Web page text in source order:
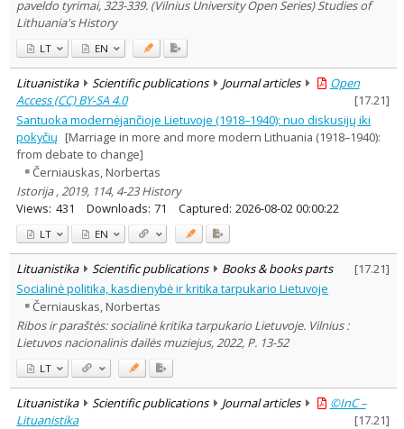
paveldo tyrimai, 323-339. (Vilnius University Open Series) Studies of
Lithuania's History
LT EN
Lituanistika Scientific publications Journal articles
Open
Access (CC) BY-SA 4.0
[17.21]
Santuoka modernėjančioje Lietuvoje (1918–1940): nuo diskusijų iki
pokyčių [Marriage in more and more modern Lithuania (1918–1940):
from debate to change]
Černiauskas, Norbertas
Istorija , 2019, 114, 4-23 History
Views: 431 Downloads: 71 Captured: 2026-08-02 00:00:22
LT EN
Lituanistika Scientific publications Books & books parts [17.21]
Socialinė politika, kasdienybė ir kritika tarpukario Lietuvoje
Černiauskas, Norbertas
Ribos ir paraštės: socialinė kritika tarpukario Lietuvoje. Vilnius :
Lietuvos nacionalinis dailės muziejus, 2022, P. 13-52
LT
Lituanistika Scientific publications Journal articles
©InC –
Lituanistika
[17.21]